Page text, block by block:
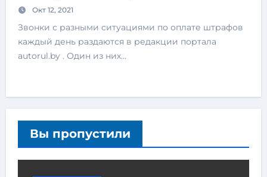
Окт 12, 2021
Звонки с разными ситуациями по оплате штрафов
каждый день раздаются в редакции портала
autorul.by . Один из них…
Вы пропустили